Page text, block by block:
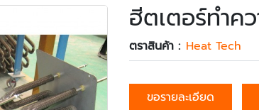
ฮีตเตอร์ทำค
ตราสินค้า : Heat Tech
ขอรายละเอียด